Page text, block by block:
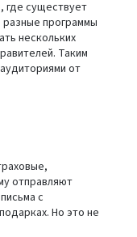
где существует
программы
нескольких
Таким
от
отправляют
с
Но это не